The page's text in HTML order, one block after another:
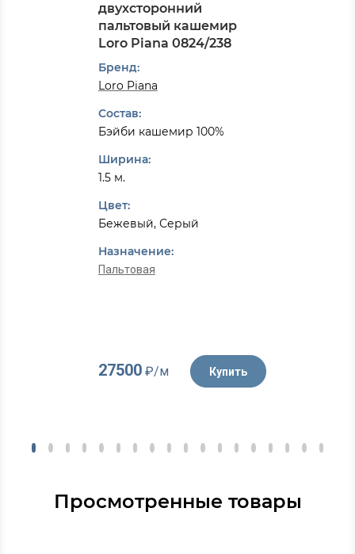
двухсторонний
пальтовый кашемир
Loro Piana 0824/238
Бренд:
Loro Piana
Состав:
Бэйби кашемир 100%
Ширина:
1.5 м.
Цвет:
Бежевый, Серый
Назначение:
Пальтовая
27500₽/м Купить
Просмотренные товары